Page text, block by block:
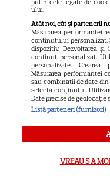
ului.
Atât noi, cât și partenerii
Măsurarea performanței
conținutului personalizat.
dispozitiv. Dezvoltarea și
conținut personalizat.
personalizate.
Măsurarea performanței
sau combinații de date
selecta conținutul.
Date precise de
Listă parteneri (furnizori)
VREAU SA